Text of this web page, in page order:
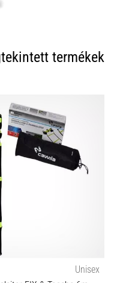
termékek
Unisex